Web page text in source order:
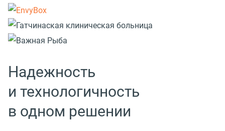
Надежность
и технологичность
в одном решении